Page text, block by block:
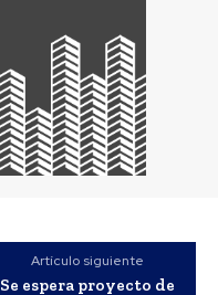
Artículo siguiente
Se espera proyecto de